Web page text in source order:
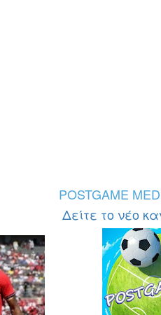
POSTGAME
Δείτε το νέο